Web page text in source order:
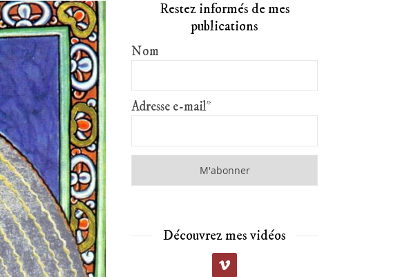
Restez informés de mes
publications
Nom
Adresse e-mail*
Découvrez mes vidéos